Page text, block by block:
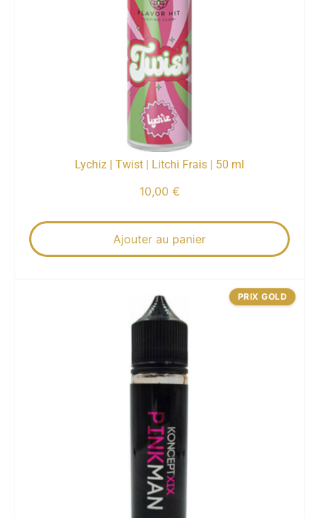
Lychiz | Twist | Litchi Frais | 50 ml
10,00 €
Ajouter au panier
PRIX GOLD